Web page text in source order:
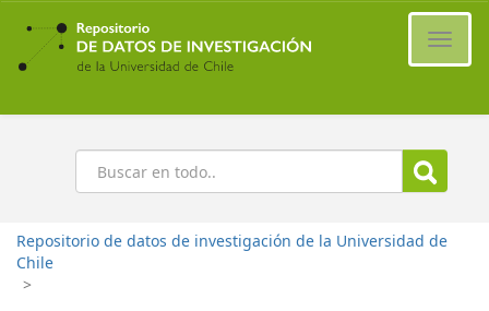
Ir
contenido
principal
Buscar
Repositorio de datos de investigación de la Universidad de
Chile
>